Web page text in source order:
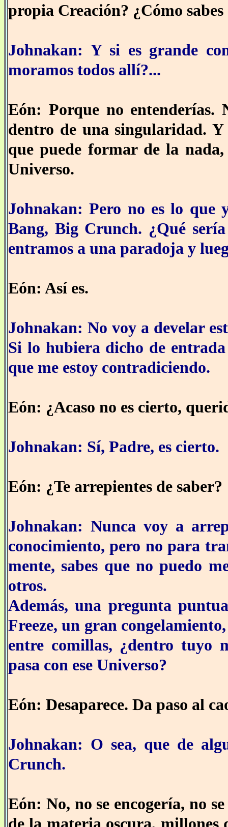
propia Creación? ¿Cómo sabes
Johnakan: Y si es grande
moramos todos allí?...
Eón: Porque no entenderías.
dentro de una singularidad.
que puede formar de la
Universo.
Johnakan: Pero no es lo que
Bang, Big Crunch. ¿Qué
entramos a una paradoja y
Eón: Así es.
Johnakan: No voy a develar
Si lo hubiera dicho de
que me estoy contradiciendo.
Eón: ¿Acaso no es cierto,
Johnakan: Sí, Padre, es cierto.
Eón: ¿Te arrepientes de saber?
Johnakan: Nunca voy a
conocimiento, pero no para
mente, sabes que no puedo
otros.
Además, una pregunta
Freeze, un gran
entre comillas, ¿dentro tuyo
pasa con ese Universo?
Eón: Desaparece. Da paso al
Johnakan: O sea, que de
Crunch.
Eón: No, no se encogería, no